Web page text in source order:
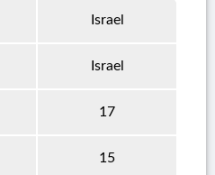
Israel
Israel
17
15